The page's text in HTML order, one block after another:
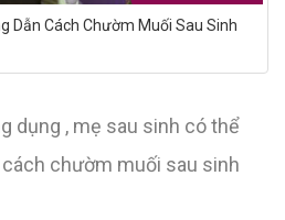
Dẫn Cách Chườm Muối Sau Sinh
dụng , mẹ sau sinh có thể
chườm muối sau sinh